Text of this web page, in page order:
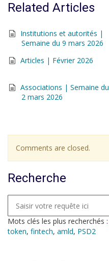
Related Articles
Institutions et autorités |
Semaine du 9 mars 2026
Articles | Février 2026
Associations | Semaine du
2 mars 2026
Comments are closed.
Recherche
Mots clés les plus recherchés :
token, fintech, amld, PSD2